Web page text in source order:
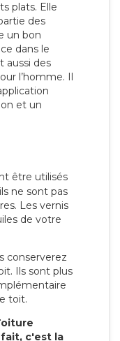
plats. Elle
des
un bon
dans le
aussi des
l’homme. Il
et un
être utilisés
ne sont pas
Les vernis
de votre
conserverez
Ils sont plus
toit.
c'est la